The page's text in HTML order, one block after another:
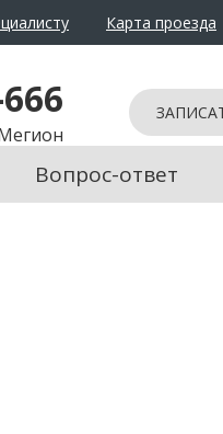
в обычный режим
Карта проезда
Вопрос-ответ